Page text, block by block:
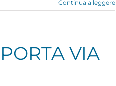
Continua a leggere
VIA